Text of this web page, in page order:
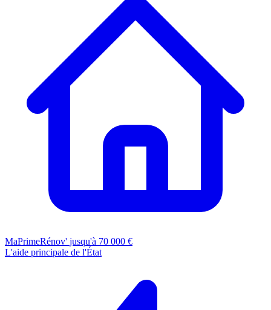
MaPrimeRénov' jusqu'à 70 000 €
L'aide principale de l'État